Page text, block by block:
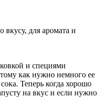
вкусу, для аромата и
и специями
как нужно немного ее
Теперь когда хорошо
на вкус и если нужно